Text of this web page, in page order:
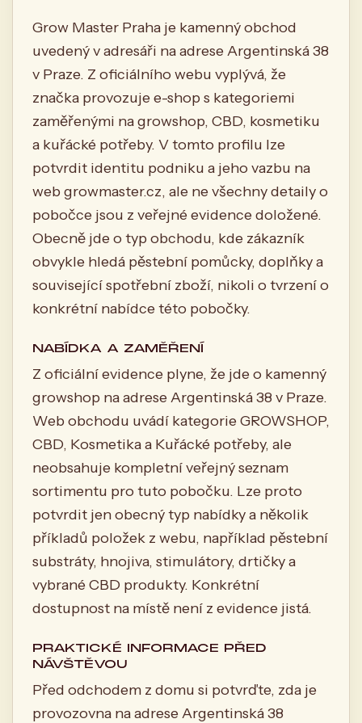
Grow Master Praha je kamenný obchod
uvedený v adresáři na adrese Argentinská 38
v Praze. Z oficiálního webu vyplývá, že
značka provozuje e-shop s kategoriemi
zaměřenými na growshop, CBD, kosmetiku
a kuřácké potřeby. V tomto profilu lze
potvrdit identitu podniku a jeho vazbu na
web growmaster.cz, ale ne všechny detaily o
pobočce jsou z veřejné evidence doložené.
Obecně jde o typ obchodu, kde zákazník
obvykle hledá pěstební pomůcky, doplňky a
související spotřební zboží, nikoli o tvrzení o
konkrétní nabídce této pobočky.
NABÍDKA A ZAMĚŘENÍ
Z oficiální evidence plyne, že jde o kamenný
growshop na adrese Argentinská 38 v Praze.
Web obchodu uvádí kategorie GROWSHOP,
CBD, Kosmetika a Kuřácké potřeby, ale
neobsahuje kompletní veřejný seznam
sortimentu pro tuto pobočku. Lze proto
potvrdit jen obecný typ nabídky a několik
příkladů položek z webu, například pěstební
substráty, hnojiva, stimulátory, drtičky a
vybrané CBD produkty. Konkrétní
dostupnost na místě není z evidence jistá.
PRAKTICKÉ INFORMACE PŘED
NÁVŠTĚVOU
Před odchodem z domu si potvrďte, zda je
provozovna na adrese Argentinská 38